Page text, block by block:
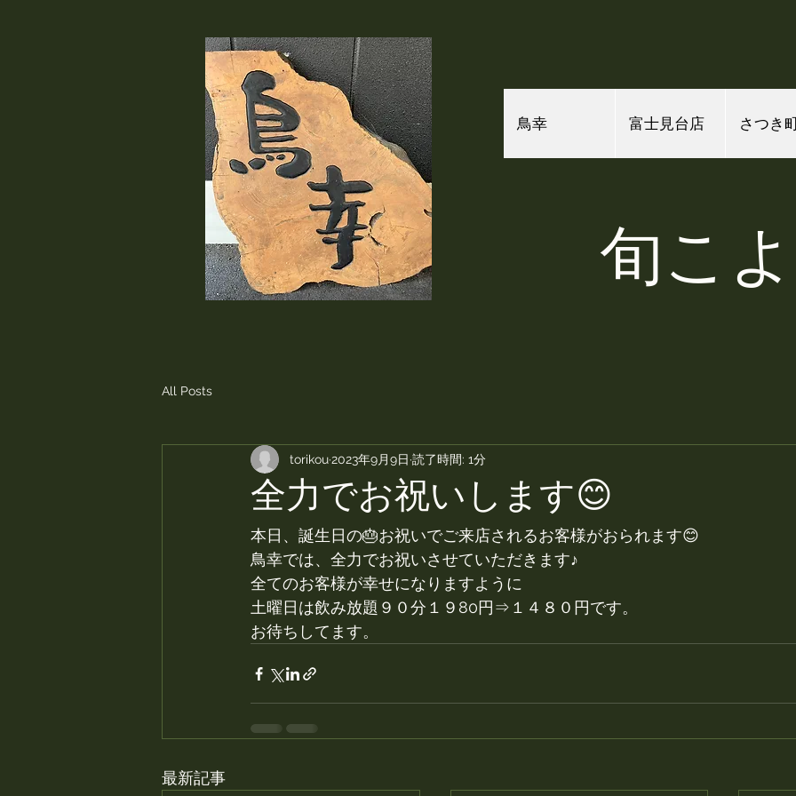
鳥幸 富士見台店 さつき
旬こ
All Posts
全力でお祝いします😊
torikou2023年9月9日 読了時間: 1分
本日、誕生日の🎂お祝いでご来店されるお客様がおられます😊
鳥幸では、全力でお祝いさせていただきます♪
全てのお客様が幸せになりますように
土曜日は飲み放題９０分１９80円⇒１４８０円です。
お待ちしてます。
最新記事